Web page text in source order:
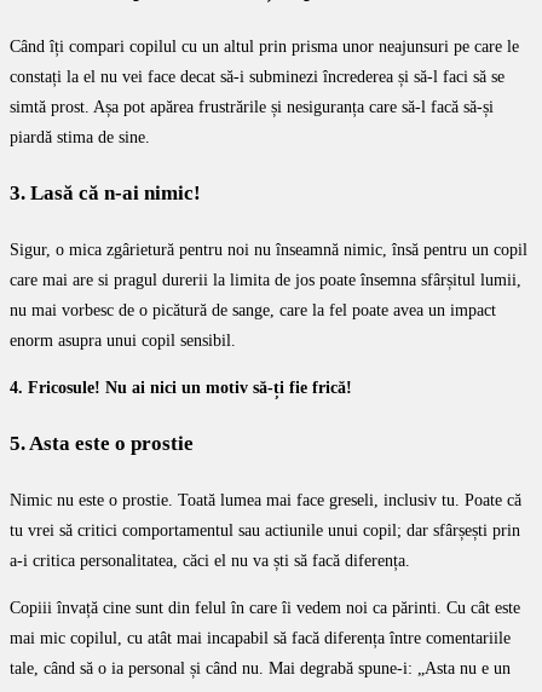
Când îți compari copilul cu un altul prin prisma unor neajunsuri pe care le
constați la el nu vei face decat să-i subminezi încrederea și să-l faci să se
simtă prost. Așa pot apărea frustrările și nesiguranța care să-l facă să-și
piardă stima de sine.
3. Lasă că n-ai nimic!
Sigur, o mica zgârietură pentru noi nu înseamnă nimic, însă pentru un copil
care mai are si pragul durerii la limita de jos poate însemna sfârșitul lumii,
nu mai vorbesc de o picătură de sange, care la fel poate avea un impact
enorm asupra unui copil sensibil.
4. Fricosule! Nu ai nici un motiv să-ți fie frică!
5. Asta este o prostie
Nimic nu este o prostie. Toată lumea mai face greseli, inclusiv tu. Poate că
tu vrei să critici comportamentul sau actiunile unui copil; dar sfârșești prin
a-i critica personalitatea, căci el nu va ști să facă diferența.
Copiii învață cine sunt din felul în care îi vedem noi ca părinti. Cu cât este
mai mic copilul, cu atât mai incapabil să facă diferența între comentariile
tale, când să o ia personal și când nu. Mai degrabă spune-i: „Asta nu e un